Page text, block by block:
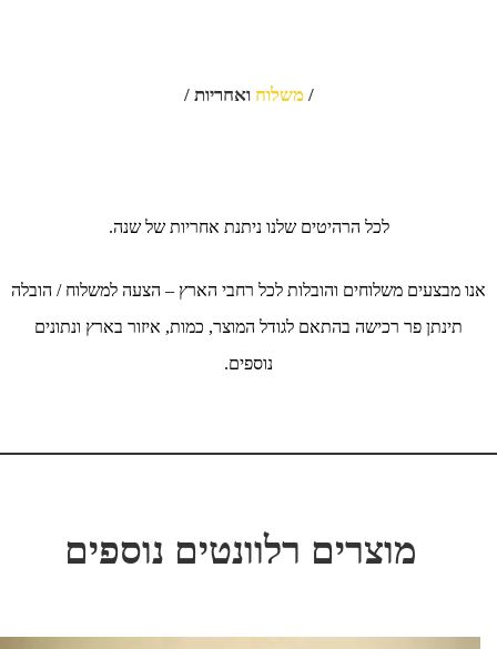
/משלוח ואחריות /
לכל הרהיטים שלנו ניתנת אחריות של שנה.
אנו מבצעים משלוחים והובלות לכל רחבי הארץ – הצעה למשלוח / הובלה
תינתן פר רכישה בהתאם לגודל המוצר, כמות, איזור בארץ ונתונים
נוספים.
מוצרים רלוונטים נוספים